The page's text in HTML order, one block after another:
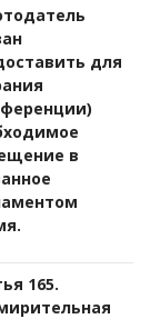
для
в
165.